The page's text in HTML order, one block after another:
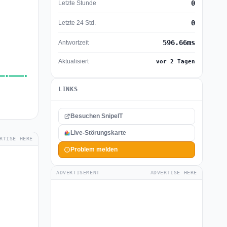
HERE
Letzte Stunde 0
Letzte 24 Std. 0
Antwortzeit 596.66ms
Aktualisiert vor 2 Tagen
LINKS
Besuchen SnipeIT
Live-Störungskarte
Problem melden
ADVERTISEMENT ADVERTISE HERE